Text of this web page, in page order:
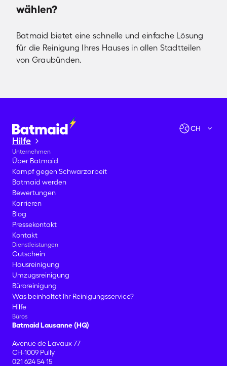
wählen?
Batmaid bietet eine schnelle und einfache Lösung
für die Reinigung Ihres Hauses in allen Stadtteilen
von Graubünden.
CH
Hilfe
Unternehmen
Über Batmaid
Kampf gegen Schwarzarbeit
Batmaid werden
Bewertungen
Karrieren
Blog
Pressekontakt
Kontakt
Dienstleistungen
Gutschein
Hausreinigung
Umzugsreinigung
Büroreinigung
Was beinhaltet Ihr Reinigungsservice?
Hilfe
Büros
Batmaid Lausanne (HQ)
Avenue de Lavaux 77
CH-1009 Pully
021 624 54 15